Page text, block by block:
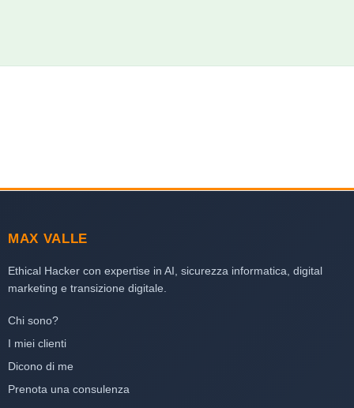
MAX VALLE
Ethical Hacker con expertise in AI, sicurezza informatica, digital
marketing e transizione digitale.
Chi sono?
I miei clienti
Dicono di me
Prenota una consulenza